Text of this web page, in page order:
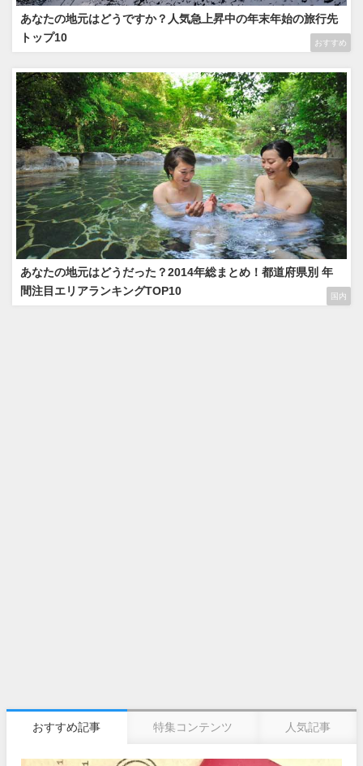
おすすめ
あなたの地元はどうですか？人気急上昇中の年末年始の旅行先
トップ10
国内
あなたの地元はどうだった？2014年総まとめ！都道府県別 年
間注目エリアランキングTOP10
おすすめ記事 特集コンテンツ 人気記事